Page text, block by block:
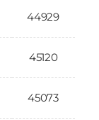
44929
45120
45073